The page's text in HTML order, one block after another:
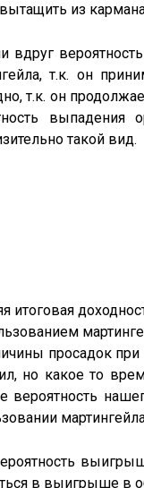
из
вдруг
т.к. он
т.к. он
такой вид.
итоговая
просадок при
но какое то
вероятность
в выигрыше в